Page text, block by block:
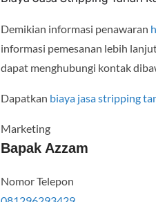
Demikian informasi penawaran
informasi pemesanan lebih
dapat menghubungi kontak
Dapatkan biaya jasa stripping
Marketing
Bapak Azzam
Nomor Telepon